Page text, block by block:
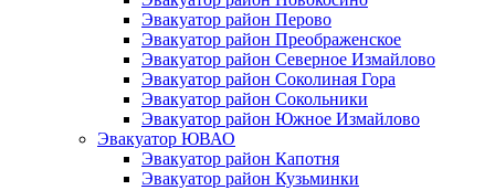
Эвакуатор район Перово
Эвакуатор район Преображенское
Эвакуатор район Северное Измайлово
Эвакуатор район Соколиная Гора
Эвакуатор район Сокольники
Эвакуатор район Южное Измайлово
Эвакуатор ЮВАО
Эвакуатор район Капотня
Эвакуатор район Кузьминки